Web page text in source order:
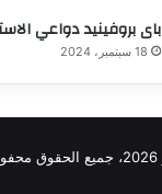
باى بروفينيد دواعي
18 سبتمبر، 2024